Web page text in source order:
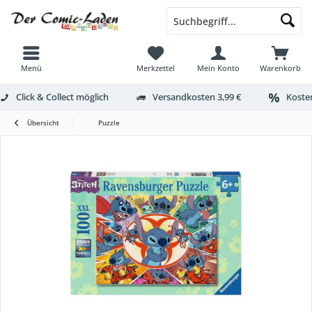
Menü Warenkorb
Merkzettel Mein Konto
Click & Collect möglich Versandkosten 3,99 €
Übersicht Puzzle